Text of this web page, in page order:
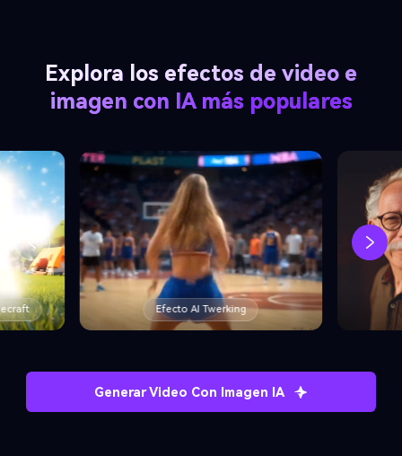
imagen con IA más populares
Filtro AI Edad